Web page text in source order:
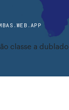
classe a dublado